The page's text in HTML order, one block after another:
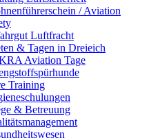
/ Aviation
Luftfracht
& Tagen in Dreieich
Aviation Tage
Training
& Betreuung